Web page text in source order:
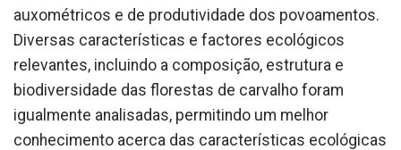
auxométricos e de produtividade dos povoamentos.
Diversas características e factores ecológicos
relevantes, incluindo a composição, estrutura e
biodiversidade das florestas de carvalho foram
igualmente analisadas, permitindo um melhor
conhecimento acerca das características ecológicas